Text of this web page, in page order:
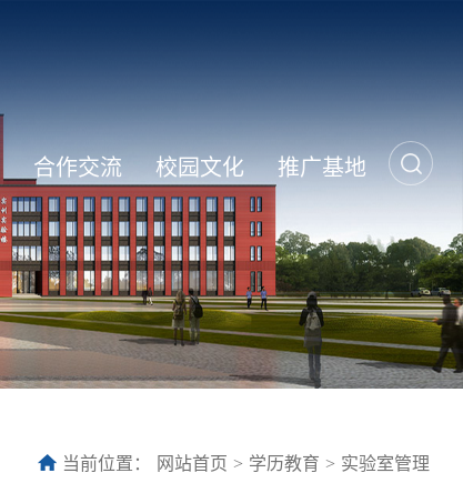
合作交流 校园文化 推广基地
当前位置： 网站首页 > 学历教育 > 实验室管理